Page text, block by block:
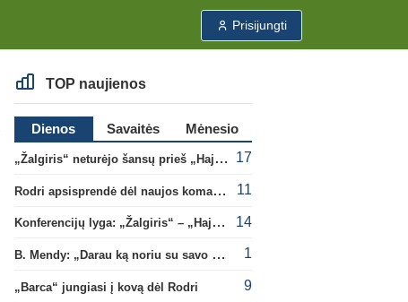
Prisijungti
TOP naujienos
Dienos Savaitės
Mėnesio
„Žalgiris“ neturėjo šansų prieš „Hajduk“
17
Rodri apsisprendė dėl naujos komandos 11
Konferencijų lyga: „Žalgiris“ – „Hajduk“ (rungtynės tiesiogiai) 14
B. Mendy: „Darau ką noriu su savo pasaulio čempionato titulu“ 1
„Barca“ jungiasi į kovą dėl Rodri 9